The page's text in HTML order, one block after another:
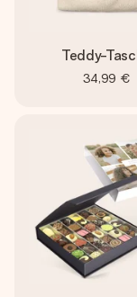
Teddy-
34,99 €